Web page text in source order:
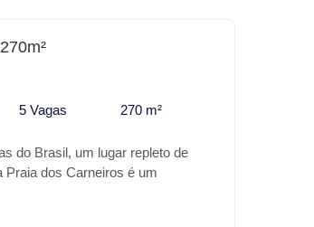
5 Vagas 270 m²
do Brasil, um lugar repleto de
Praia dos Carneiros é um
lado do mais novo Parque